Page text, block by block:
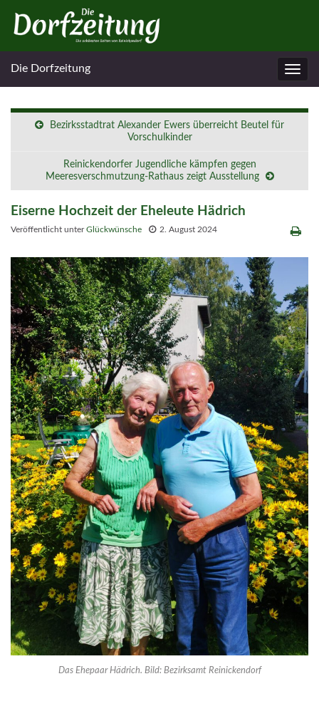
Die Dorfzeitung
Bezirksstadtrat Alexander Ewers überreicht Beutel für
Vorschulkinder
Reinickendorfer Jugendliche kämpfen gegen
Meeresverschmutzung-Rathaus zeigt Ausstellung
Eiserne Hochzeit der Eheleute Hädrich
Veröffentlicht unterGlückwünsche 2. August 2024
Das Ehepaar Hädrich. Bild: Bezirksamt Reinickendorf